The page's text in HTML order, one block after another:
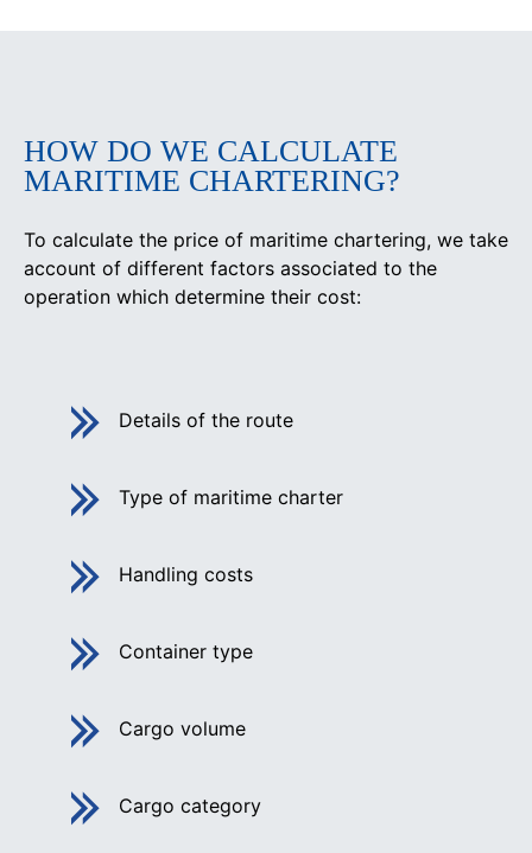
HOW DO WE CALCULATE
MARITIME CHARTERING?
To calculate the price of maritime chartering, we take
account of different factors associated to the
operation which determine their cost:
Details of the route
Type of maritime charter
Handling costs
Container type
Cargo volume
Cargo category